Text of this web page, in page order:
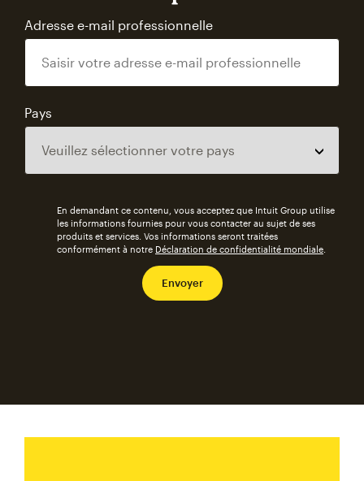
Adresse e-mail professionnelle
Pays
En demandant ce contenu, vous acceptez que Intuit Group utilise
les informations fournies pour vous contacter au sujet de ses
produits et services. Vos informations seront traitées
conformément à notre Déclaration de confidentialité mondiale